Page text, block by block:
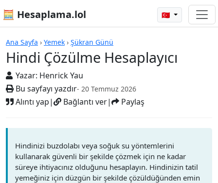
🧮 Hesaplama.lol 🇹🇷
Ana Sayfa › Yemek › Şükran Günü
Hindi Çözülme Hesaplayıcı
Yazar: Henrick Yau
Bu sayfayı yazdır- 20 Temmuz 2026
Alıntı yap| Bağlantı ver| Paylaş
Hesap Makineleri
Hindinizi buzdolabı veya soğuk su yöntemlerini
kullanarak güvenli bir şekilde çözmek için ne kadar
süreye ihtiyacınız olduğunu hesaplayın. Hindinizin tatil
yemeğiniz için düzgün bir şekilde çözüldüğünden emin